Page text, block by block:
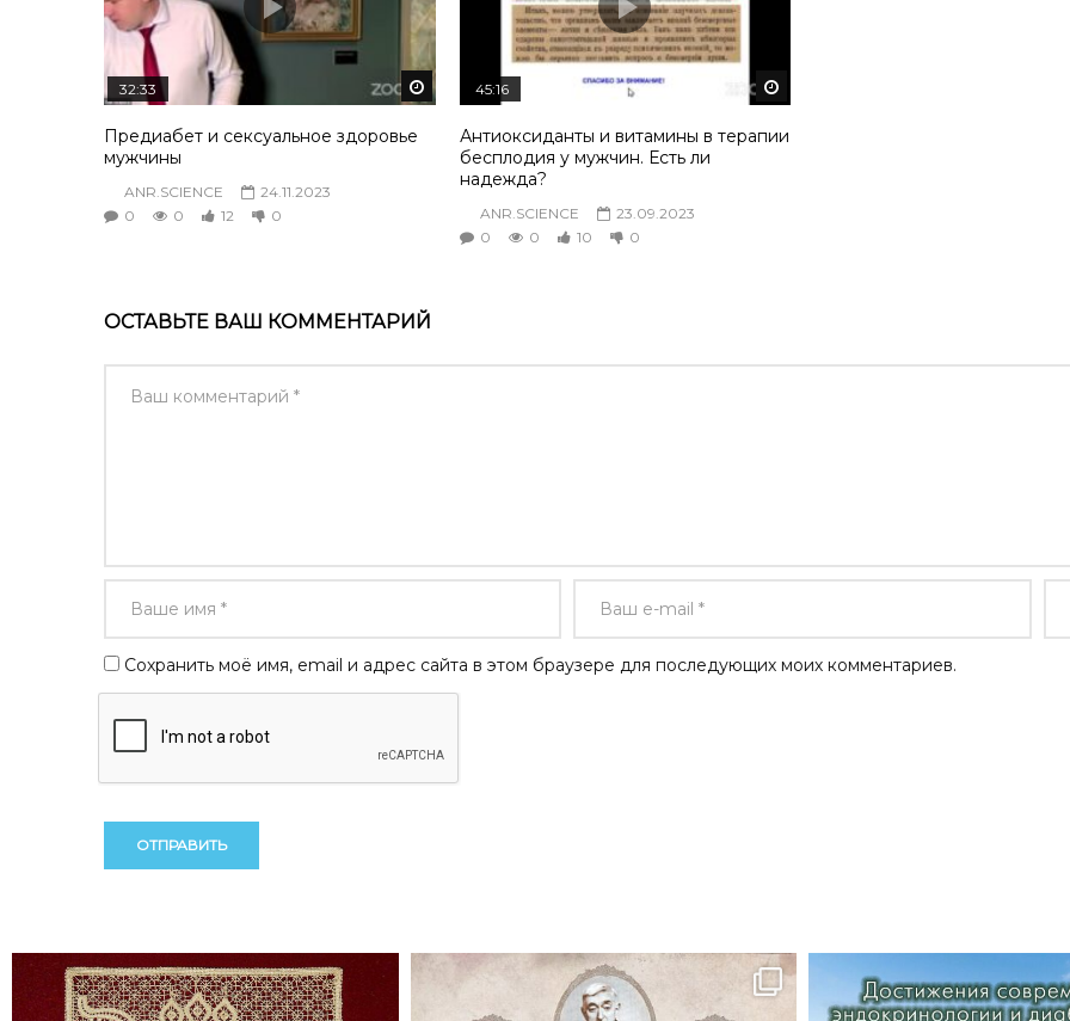
Смотреть потом
32:33
Предиабет и сексуальное здоровье
мужчины
ANR.SCIENCE
24.11.2023
0
0 12 0
45:16
Антиоксиданты и витамины в терапии
бесплодия у мужчин. Есть ли
надежда?
ANR.SCIENCE
23.09.2023
0
0 10 0
ОСТАВЬТЕ ВАШ КОММЕНТАРИЙ
Сохранить моё имя, email и адрес сайта в этом браузере для последующих моих комментариев.